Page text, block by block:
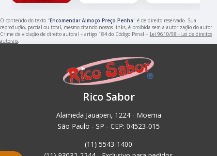
O conteúdo do texto "Encomendar Almoço Preço Penha" é de direito reservado. Sua
reprodução, parcial ou total, mesmo citando nossos links, é proibida sem a autorização do autor.
Crime de violação de direito autoral – artigo 184 do Código Penal – Lei 9610/98 - Lei de direitos
autorais.
Rico Sabor
Alameda Jauaperi, 1224 - Moema
São Paulo - SP - CEP: 04523-015
(11) 5543-1400